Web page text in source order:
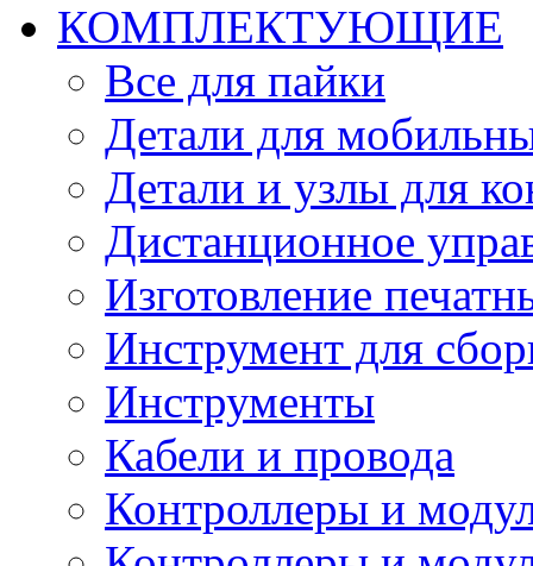
КОМПЛЕКТУЮЩИЕ
Все для пайки
Детали для
Детали и узлы для
Дистанционное
Изготовление
Инструмент для
Инструменты
Кабели и провода
Контроллеры и